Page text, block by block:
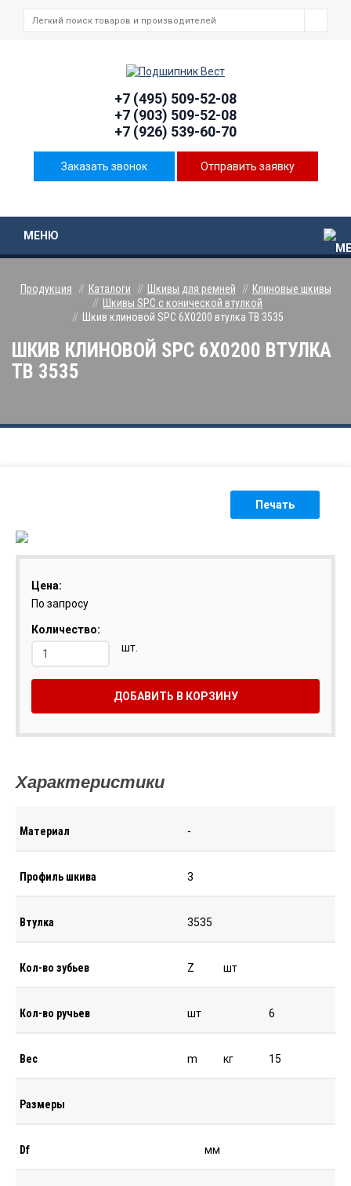
+7 (495) 509-52-08
+7 (903) 509-52-08
+7 (926) 539-60-70
Заказать звонок Отправить заявку
МЕНЮ
Продукция Каталоги Шкивы для ремней
Клиновые шкивы
Шкивы SPC с конической втулкой
Шкив клиновой SPC 6Х0200 втулка ТВ 3535
ШКИВ КЛИНОВОЙ SPC 6Х0200 ВТУЛКА
ТВ 3535
Печать
Цена:
По запросу
Количество:
шт.
ДОБАВИТЬ В КОРЗИНУ
Характеристики
Материал -
Профиль шкива 3
Втулка 3535
Кол-во зубьев Z шт
Кол-во ручьев шт 6
Вес m кг 15
Размеры
Df мм